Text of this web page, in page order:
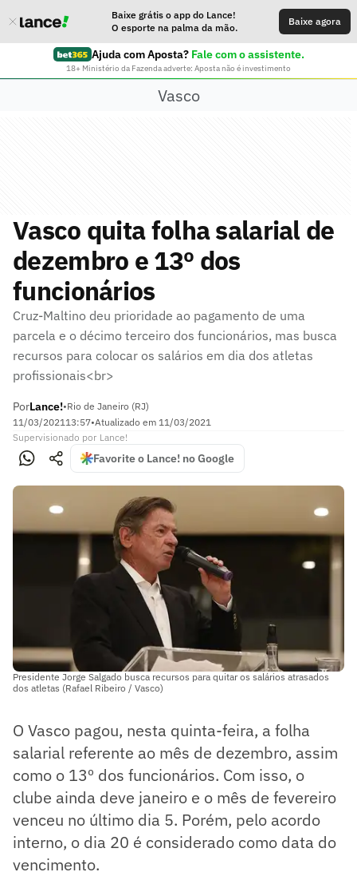
Baixe grátis o app do Lance!
O esporte na palma da mão.
Baixe agora
Ajuda com Aposta? Fale com o assistente.
18+ Ministério da Fazenda adverte: Aposta não é investimento
Vasco
Vasco quita folha salarial de
dezembro e 13º dos
funcionários
Cruz-Maltino deu prioridade ao pagamento de uma
parcela e o décimo terceiro dos funcionários, mas busca
recursos para colocar os salários em dia dos atletas
profissionais<br>
PorLance!•Rio de Janeiro (RJ)
11/03/202113:57•Atualizado em 11/03/2021
Supervisionado por Lance!
Favorite o Lance! no Google
Presidente Jorge Salgado busca recursos para quitar os salários atrasados
dos atletas (Rafael Ribeiro / Vasco)
O Vasco pagou, nesta quinta-feira, a folha
salarial referente ao mês de dezembro, assim
como o 13º dos funcionários. Com isso, o
clube ainda deve janeiro e o mês de fevereiro
venceu no último dia 5. Porém, pelo acordo
interno, o dia 20 é considerado como data do
vencimento.